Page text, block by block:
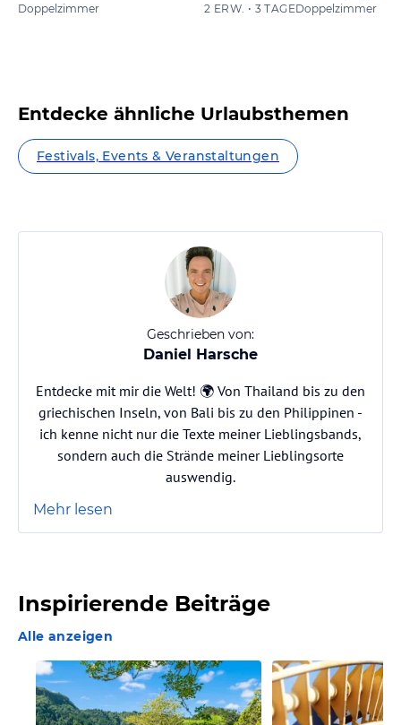
Doppelzimmer
2 ERW. • 3 TAGEDoppelzimmer
Entdecke ähnliche Urlaubsthemen
Festivals, Events & Veranstaltungen
Geschrieben von:
Daniel Harsche
Entdecke mit mir die Welt! 🌍 Von Thailand bis zu den
griechischen Inseln, von Bali bis zu den Philippinen -
ich kenne nicht nur die Texte meiner Lieblingsbands,
sondern auch die Strände meiner Lieblingsorte
auswendig.
Mehr lesen
Inspirierende Beiträge
Alle anzeigen